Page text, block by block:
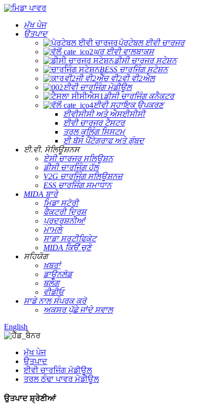
ਮੁੱਖ ਪੇਜ
ਉਤਪਾਦ
ਪੋਰਟੇਬਲ ਈਵੀ ਚਾਰਜਰ
ਘਰ ਈਵੀ ਵਾਲਬਾਕਸ
ਡੀਸੀ ਚਾਰਜਰ ਸਟੇਸ਼ਨ
BESS ਚਾਰਜਿੰਗ ਸਟੇਸ਼ਨ
ਵੀ2ਜੀ ਵੀ2ਐੱਚ ਵੀ2ਵੀ ਵੀ2ਐਲ
ਈਵੀ ਚਾਰਜਿੰਗ ਮੋਡੀਊਲ
ਡੀਸੀ ਚਾਰਜਿੰਗ ਕਨੈਕਟਰ
ਈਵੀ ਸਹਾਇਕ ਉਪਕਰਣ
ਈਵੀਸੀਸੀ ਅਤੇ ਐਸਈਸੀਸੀ
ਈਵੀ ਚਾਰਜਰ ਟੈਸਟਰ
ਤਰਲ ਕੂਲਿੰਗ ਸਿਸਟਮ
ਈ ਬੱਸ ਪੈਂਟੋਗ੍ਰਾਫ ਅਤੇ ਗੁੰਬਦ
ਈ.ਵੀ. ਸੋਲਿਊਸ਼ਨਸ
ਏਸੀ ਚਾਰਜਰ ਸਲਿਊਸ਼ਨ
ਡੀਸੀ ਚਾਰਜਿੰਗ ਹੱਲ
V2G ਚਾਰਜਿੰਗ ਸਲਿਊਸ਼ਨਜ਼
ESS ਚਾਰਜਿੰਗ ਸਮਾਧਾਨ
MIDA ਬਾਰੇ
ਮਿਡਾ ਸਟੋਰੀ
ਫੈਕਟਰੀ ਦ੍ਰਿਸ਼
ਪ੍ਰਦਰਸ਼ਨੀਆਂ
ਮਾਮਲੇ
ਸਾਡਾ ਸਰਟੀਫਿਕੇਟ
MIDA ਕਿਉਂ ਚੁਣੋ
ਸਹਿਯੋਗ
ਖ਼ਬਰਾਂ
ਡਾਊਨਲੋਡ
ਬਲੌਗ
ਵੀਡੀਓ
ਸਾਡੇ ਨਾਲ ਸੰਪਰਕ ਕਰੋ
ਅਕਸਰ ਪੁੱਛੇ ਜਾਂਦੇ ਸਵਾਲ
English
ਮੁੱਖ ਪੇਜ
ਉਤਪਾਦ
ਈਵੀ ਚਾਰਜਿੰਗ ਮੋਡੀਊਲ
ਤਰਲ ਠੰਢਾ ਪਾਵਰ ਮੋਡੀਊਲ
ਉਤਪਾਦ ਸ਼੍ਰੇਣੀਆਂ